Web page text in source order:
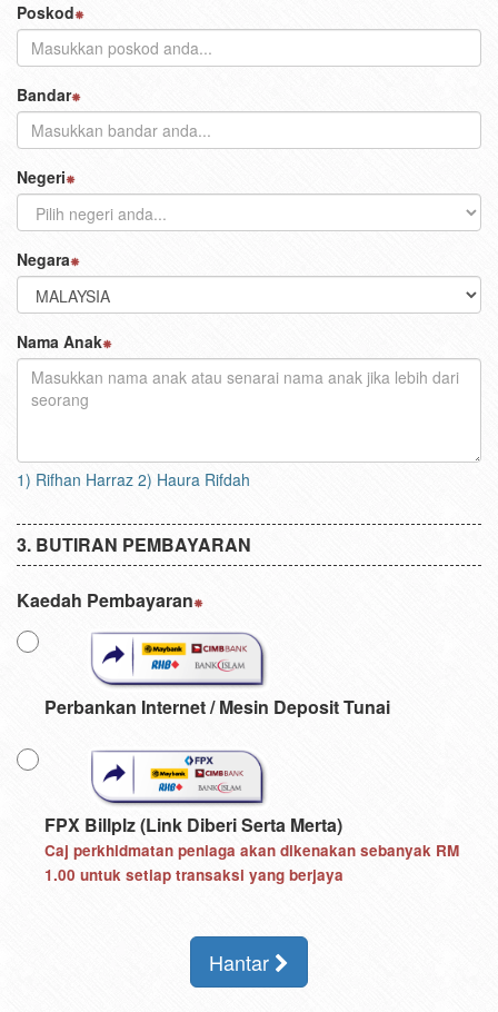
Poskod
Bandar
Negeri
Negara
Nama Anak
1) Rifhan Harraz 2) Haura Rifdah
BUTIRAN PEMBAYARAN
Kaedah Pembayaran
Perbankan Internet / Mesin Deposit Tunai
FPX Billplz (Link Diberi Serta Merta)
Caj perkhidmatan peniaga akan dikenakan sebanyak RM
1.00 untuk setiap transaksi yang berjaya
Hantar